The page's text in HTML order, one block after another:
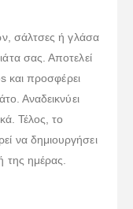
σάλτσες ή γλάσα
σας. Αποτελεί
και προσφέρει
Αναδεικνύει
Τέλος, το
να δημιουργήσει
της ημέρας.